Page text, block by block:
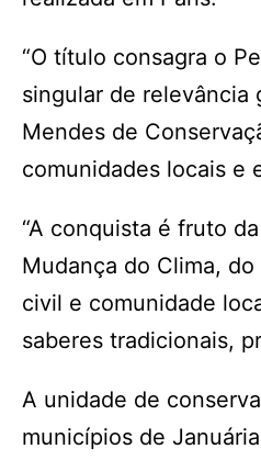
“O título consagra o
singular de relevância
Mendes de
comunidades locais e
“A conquista é fruto
Mudança do Clima,
civil e comunidade
saberes tradicionais,
A unidade de
municípios de